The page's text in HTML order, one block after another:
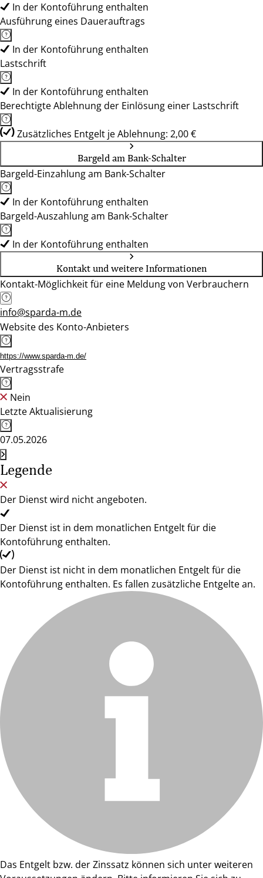
In der Kontoführung enthalten
Ausführung eines Dauerauftrags
In der Kontoführung enthalten
Lastschrift
In der Kontoführung enthalten
Berechtigte Ablehnung der Einlösung einer Lastschrift
Zusätzliches Entgelt je Ablehnung: 2,00 €
Bargeld am Bank-Schalter
Bargeld-Einzahlung am Bank-Schalter
In der Kontoführung enthalten
Bargeld-Auszahlung am Bank-Schalter
In der Kontoführung enthalten
Kontakt und weitere Informationen
Kontakt-Möglichkeit für eine Meldung von Verbrauchern
info@sparda-m.de
Website des Konto-Anbieters
https://www.sparda-m.de/
Vertragsstrafe
Nein
Letzte Aktualisierung
07.05.2026
Legende
Der Dienst wird nicht angeboten.
Der Dienst ist in dem monatlichen Entgelt für die
Kontoführung enthalten.
Der Dienst ist nicht in dem monatlichen Entgelt für die
Kontoführung enthalten. Es fallen zusätzliche Entgelte an.
Das Entgelt bzw. der Zinssatz können sich unter weiteren